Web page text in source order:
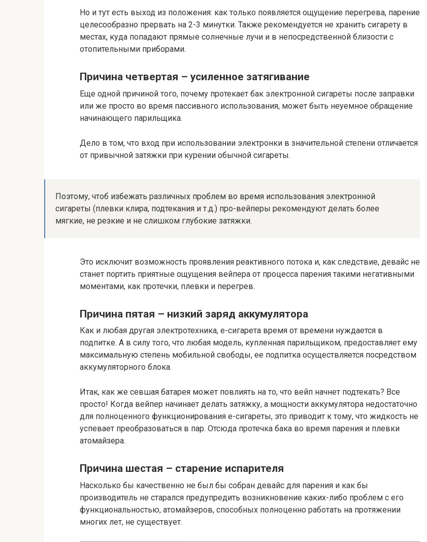
Но и тут есть выход из положения: как только появляется ощущение перегрева, парение
целесообразно прервать на 2-3 минутки. Также рекомендуется не хранить сигарету в
местах, куда попадают прямые солнечные лучи и в непосредственной близости с
отопительными приборами.
Причина четвертая – усиленное затягивание
Еще одной причиной того, почему протекает бак электронной сигареты после заправки
или же просто во время пассивного использования, может быть неуемное обращение
начинающего парильщика.
Дело в том, что вход при использовании электронки в значительной степени отличается
от привычной затяжки при курении обычной сигареты.
Поэтому, чтоб избежать различных проблем во время использования электронной
сигареты (плевки клира, подтекания и т.д.) про-вейперы рекомендуют делать более
мягкие, не резкие и не слишком глубокие затяжки.
Это исключит возможность проявления реактивного потока и, как следствие, девайс не
станет портить приятные ощущения вейпера от процесса парения такими негативными
моментами, как протечки, плевки и перегрев.
Причина пятая – низкий заряд аккумулятора
Как и любая другая электротехника, е-сигарета время от времени нуждается в
подпитке. А в силу того, что любая модель, купленная парильщиком, предоставляет ему
максимальную степень мобильной свободы, ее подпитка осуществляется посредством
аккумуляторного блока.
Итак, как же севшая батарея может повлиять на то, что вейп начнет подтекать? Все
просто! Когда вейпер начинает делать затяжку, а мощности аккумулятора недостаточно
для полноценного функционирования е-сигареты, это приводит к тому, что жидкость не
успевает преобразоваться в пар. Отсюда протечка бака во время парения и плевки
атомайзера.
Причина шестая – старение испарителя
Насколько бы качественно не был бы собран девайс для парения и как бы
производитель не старался предупредить возникновение каких-либо проблем с его
функциональностью, атомайзеров, способных полноценно работать на протяжении
многих лет, не существует.